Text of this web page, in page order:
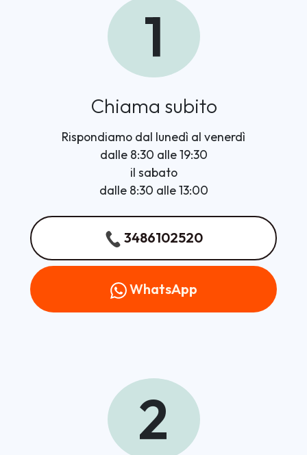
1
Chiama subito
Rispondiamo dal lunedì al venerdì
dalle 8:30 alle 19:30
il sabato
dalle 8:30 alle 13:00
3486102520
WhatsApp
2